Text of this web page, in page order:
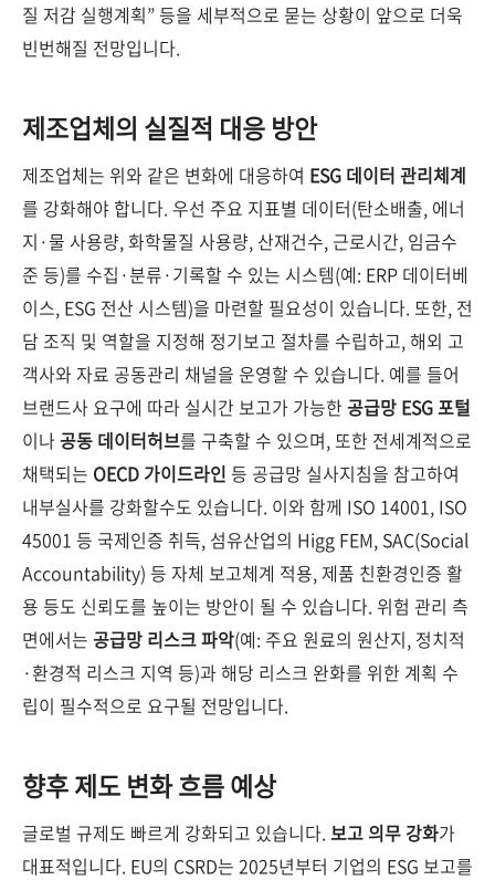
질 저감 실행계획” 등을 세부적으로 묻는 상황이 앞으로 더욱
빈번해질 전망입니다.
제조업체의 실질적 대응 방안
제조업체는 위와 같은 변화에 대응하여 ESG 데이터 관리체계
를 강화해야 합니다. 우선 주요 지표별 데이터(탄소배출, 에너
지·물 사용량, 화학물질 사용량, 산재건수, 근로시간, 임금수
준 등)를 수집·분류·기록할 수 있는 시스템(예: ERP 데이터베
이스, ESG 전산 시스템)을 마련할 필요성이 있습니다. 또한, 전
담 조직 및 역할을 지정해 정기보고 절차를 수립하고, 해외 고
객사와 자료 공동관리 채널을 운영할 수 있습니다. 예를 들어
브랜드사 요구에 따라 실시간 보고가 가능한 공급망 ESG 포털
이나공동 데이터허브를 구축할 수 있으며, 또한 전세계적으로
채택되는 OECD 가이드라인 등 공급망 실사지침을 참고하여
내부실사를 강화할수도 있습니다. 이와 함께 ISO 14001, ISO
45001 등 국제인증 취득, 섬유산업의 Higg FEM, SAC(Social
Accountability) 등 자체 보고체계 적용, 제품 친환경인증 활
용 등도 신뢰도를 높이는 방안이 될 수 있습니다. 위험 관리 측
면에서는 공급망 리스크 파악(예: 주요 원료의 원산지, 정치적
·환경적 리스크 지역 등)과 해당 리스크 완화를 위한 계획 수
립이 필수적으로 요구될 전망입니다.
향후 제도 변화 흐름 예상
글로벌 규제도 빠르게 강화되고 있습니다. 보고 의무 강화가
대표적입니다. EU의 CSRD는 2025년부터 기업의 ESG 보고를